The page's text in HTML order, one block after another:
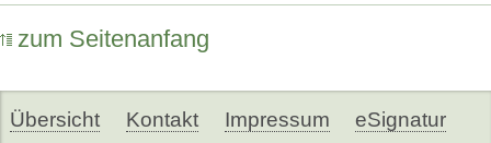
zum Seitenanfang
Übersicht Kontakt Impressum eSignatur